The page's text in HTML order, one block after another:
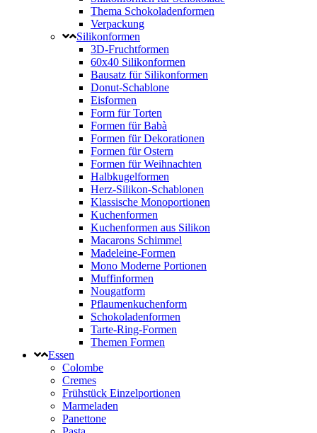
Thema Schokoladenformen
Verpackung
Silikonformen
3D-Fruchtformen
60x40 Silikonformen
Bausatz für Silikonformen
Donut-Schablone
Eisformen
Form für Torten
Formen für Babà
Formen für Dekorationen
Formen für Ostern
Formen für Weihnachten
Halbkugelformen
Herz-Silikon-Schablonen
Klassische Monoportionen
Kuchenformen
Kuchenformen aus Silikon
Macarons Schimmel
Madeleine-Formen
Mono Moderne Portionen
Muffinformen
Nougatform
Pflaumenkuchenform
Schokoladenformen
Tarte-Ring-Formen
Themen Formen
Essen
Colombe
Cremes
Frühstück Einzelportionen
Marmeladen
Panettone